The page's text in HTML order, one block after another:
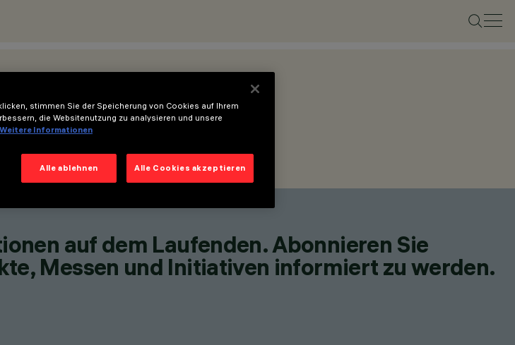
auf dem Laufenden. Abonnieren Sie
Messen und Initiativen informiert zu werden.
stimmen Sie der Speicherung von Cookies auf Ihrem
die Websitenutzung zu analysieren und unsere
Weitere Informationen
Alle ablehnen Alle Cookies akzeptieren